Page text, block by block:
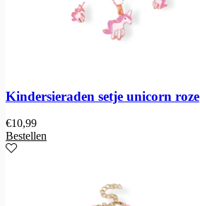
Kindersieraden setje unicorn roze
€10,99
Bestellen